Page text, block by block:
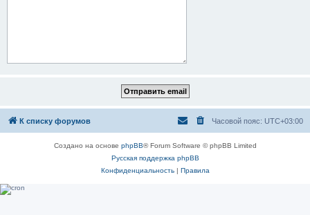
К списку форумов Часовой пояс: UTC+03:00
Создано на основе phpBB® Forum Software © phpBB Limited
Русская поддержка phpBB
Конфиденциальность| Правила